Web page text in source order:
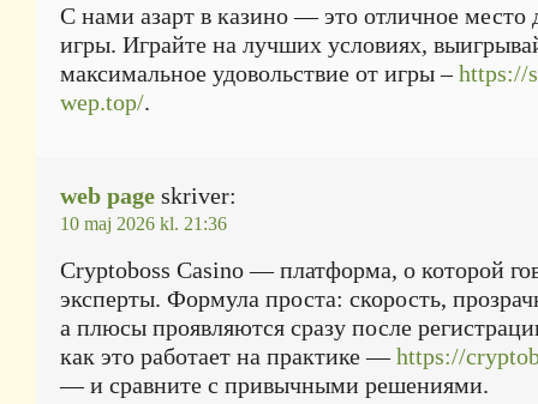
С нами азарт в казино — это отличное место
игры. Играйте на лучших условиях,
максимальное удовольствие от игры –https://
wep.top/.
web page skriver:
10 maj 2026 kl. 21:36
Cryptoboss Casino — платформа, о которой
эксперты. Формула проста: скорость,
а плюсы проявляются сразу после
как это работает на практике —https://
— и сравните с привычными решениями.